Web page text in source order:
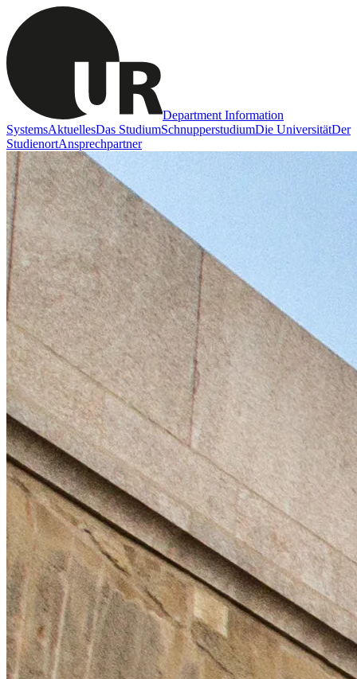
Department Information
SystemsAktuellesDas StudiumSchnupperstudiumDie UniversitätDer
StudienortAnsprechpartner